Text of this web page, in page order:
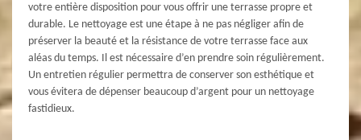
votre entière disposition pour vous offrir une terrasse propre et
durable. Le nettoyage est une étape à ne pas négliger afin de
préserver la beauté et la résistance de votre terrasse face aux
aléas du temps. Il est nécessaire d’en prendre soin régulièrement.
Un entretien régulier permettra de conserver son esthétique et
vous évitera de dépenser beaucoup d’argent pour un nettoyage
fastidieux.